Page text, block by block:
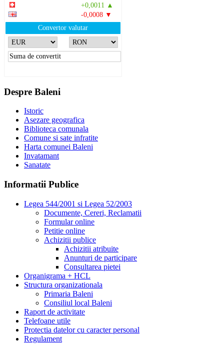
+0,0011 ▲
-0,0008 ▼
Convertor valutar
Despre Baleni
Istoric
Asezare geografica
Biblioteca comunala
Comune si sate infratite
Harta comunei Baleni
Invatamant
Sanatate
Informatii Publice
Legea 544/2001 si Legea 52/2003
Documente, Cereri, Reclamatii
Formular online
Petitie online
Achizitii publice
Achizitii atribuite
Anunturi de participare
Consultarea pietei
Organigrama + HCL
Structura organizationala
Primaria Baleni
Consiliul local Baleni
Raport de activitate
Telefoane utile
Protectia datelor cu caracter personal
Regulament